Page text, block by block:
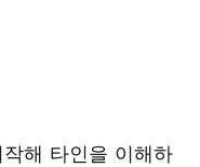
해 타인을 이해하